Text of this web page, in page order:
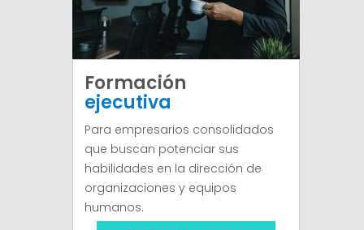
Formación
ejecutiva
Para empresarios consolidados
que buscan potenciar sus
habilidades en la dirección de
organizaciones y equipos
humanos.